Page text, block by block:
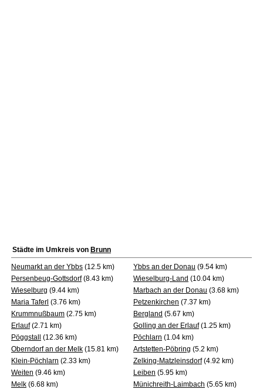
Städte im Umkreis von Brunn
Neumarkt an der Ybbs (12.5 km) Ybbs an der Donau (9.54 km)
Persenbeug-Gottsdorf(8.43 km) Wieselburg-Land (10.04 km)
Wieselburg (9.44 km) Marbach an der Donau (3.68 km)
Maria Taferl (3.76 km) Petzenkirchen (7.37 km)
Krummnußbaum (2.75 km) Bergland (5.67 km)
Erlauf(2.71 km) Golling an der Erlauf(1.25 km)
Pöggstall
(12.36 km) Pöchlarn (1.04 km)
Oberndorf an der Melk (15.81 km) Artstetten-Pöbring (5.2 km)
Klein-Pöchlarn (2.33 km) Zelking-Matzleinsdorf(4.92 km)
Weiten (9.46 km) Leiben (5.95 km)
Melk (6.68 km) Münichreith-Laimbach (5.65 km)